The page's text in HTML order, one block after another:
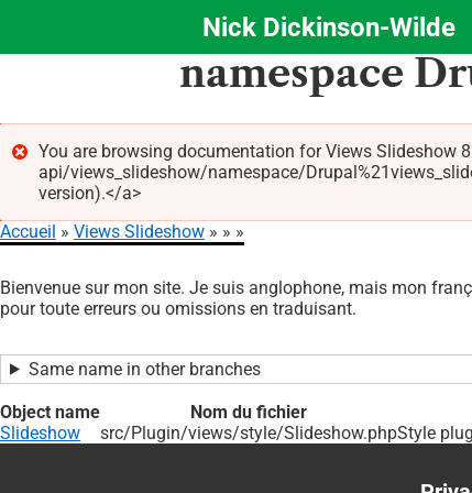
Aller
principal
Nick Dickinson-Wilde
namespace
Message
d'erreur
You are browsing documentation for Views Slideshow
api/views_slideshow/namespace/
version).</a>
d'Ariane
Accueil Views Slideshow
Bienvenue sur mon site. Je suis anglophone, mais mon
pour toute erreurs ou omissions en traduisant.
Same name in other branches
Object name Nom du fichier
Slideshow
src/Plugin/views/style/Slideshow.phpStyle